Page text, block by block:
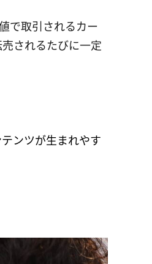
で取引されるカー
されるたびに一定
ンツが生まれやす